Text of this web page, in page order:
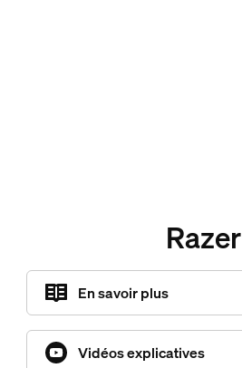
Razer
En savoir plus
Vidéos explicatives